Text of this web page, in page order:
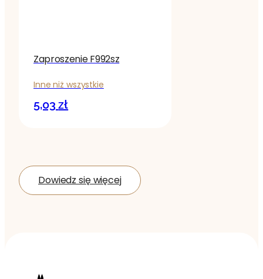
Zaproszenie F992sz
Inne niż wszystkie
5,03zł
Dowiedz się więcej